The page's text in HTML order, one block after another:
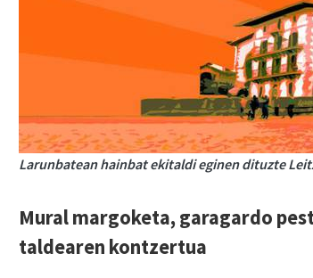
Larunbatean hainbat ekitaldi eginen dituzte
Mural margoketa, garagardo
taldearen kontzertua